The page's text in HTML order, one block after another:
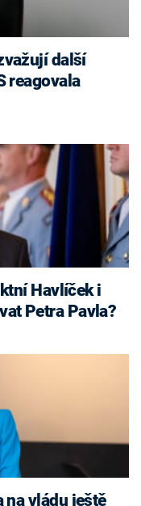
reagovala
Petra Pavla?
na vládu ještě